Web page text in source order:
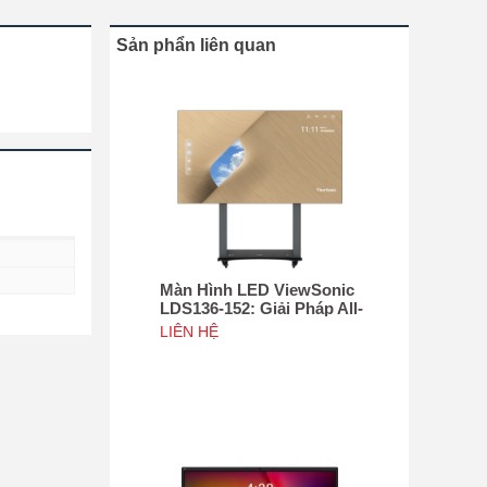
Sản phẩn liên quan
Màn Hình LED ViewSonic
LDS136-152: Giải Pháp All-
in-One Di Động Hàng Đầu
LIÊN HỆ